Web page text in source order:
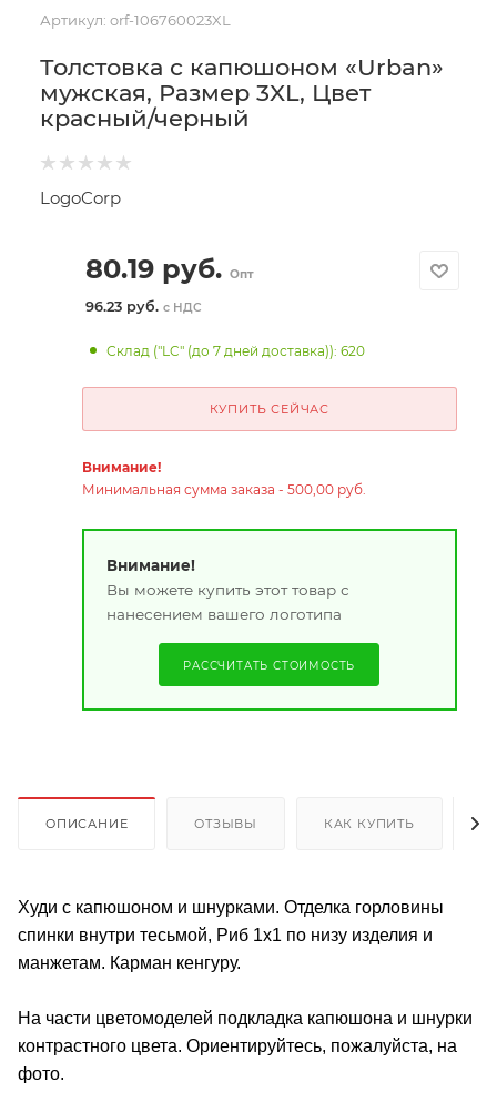
Артикул: orf-106760023XL
Толстовка с капюшоном «Urban»
мужская, Размер 3XL, Цвет
красный/черный
LogoCorp
80.19руб. Опт
96.23 руб. с НДС
Склад ("LC" (до 7 дней доставка)): 620
КУПИТЬ СЕЙЧАС
Внимание!
Минимальная сумма заказа - 500,00 руб.
Внимание!
Вы можете купить этот товар с
нанесением вашего логотипа
РАССЧИТАТЬ СТОИМОСТЬ
ОПИСАНИЕ ОТЗЫВЫ КАК КУПИТЬ
Худи с капюшоном и шнурками. Отделка горловины
спинки внутри тесьмой, Риб 1х1 по низу изделия и
манжетам. Карман кенгуру.
На части цветомоделей подкладка капюшона и шнурки
контрастного цвета. Ориентируйтесь, пожалуйста, на
фото.